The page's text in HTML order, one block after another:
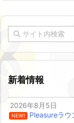
新着情報
2026年8月5日
NEW!
Pleasureラウ